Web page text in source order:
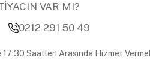
VAR MI?
0212 291 50 49
Saatleri Arasında Hizmet